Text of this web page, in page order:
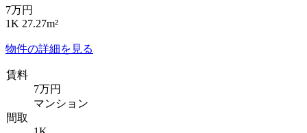
7万円
1K 27.27m²
物件の詳細を見る
賃料
7万円
マンション
間取